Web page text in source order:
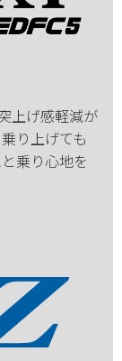
上げ感軽減が
り上げても
乗り心地を